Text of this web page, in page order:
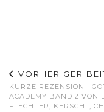
VORHERIGER
KURZE REZENSION |
ACADEMY BAND 2 VON
FLECHTER, KERSCHL,